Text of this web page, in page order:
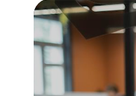
Академия
СКУД:
мобильный
доступ,
бесконтактная